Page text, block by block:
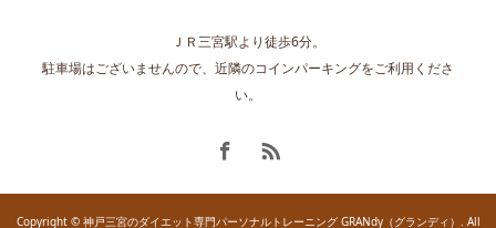
ＪＲ三宮駅より徒歩6分。
駐車場はございませんので、近隣のコインパーキングをご利用くださ
い。
Copyright © 神戸三宮のダイエット専門パーソナルトレーニング GRANdy（グランディ）. All